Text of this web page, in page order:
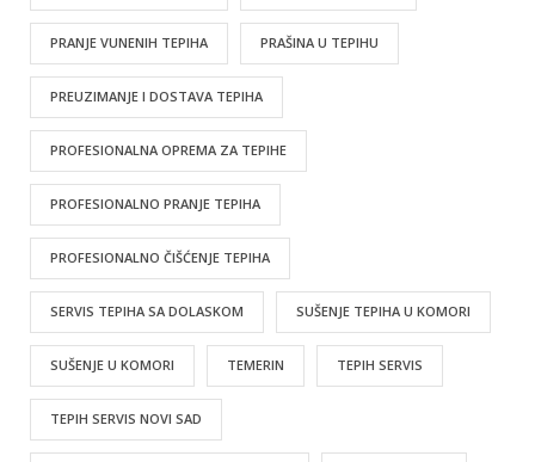
PRANJE VUNENIH TEPIHA PRAŠINA U TEPIHU
PREUZIMANJE I DOSTAVA TEPIHA
PROFESIONALNA OPREMA ZA TEPIHE
PROFESIONALNO PRANJE TEPIHA
PROFESIONALNO ČIŠĆENJE TEPIHA
SERVIS TEPIHA SA DOLASKOM SUŠENJE TEPIHA U KOMORI
SUŠENJE U KOMORI TEMERIN TEPIH SERVIS
TEPIH SERVIS NOVI SAD